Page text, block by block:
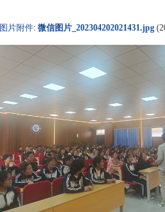
图片附件:微信图片_202304202021431.jpg